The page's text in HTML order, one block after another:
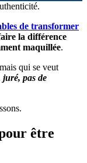
de transformer
la différence
maquillée.
qui se veut
juré, pas de
être